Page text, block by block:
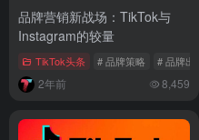
品牌营销新战场：TikTok与
Instagram的较量
TikTok头条 # 品牌策略 # 品牌出海
2年前 8,459